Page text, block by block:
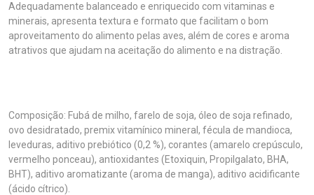
Adequadamente balanceado e enriquecido com vitaminas e
minerais, apresenta textura e formato que facilitam o bom
aproveitamento do alimento pelas aves, além de cores e aroma
atrativos que ajudam na aceitação do alimento e na distração.
Composição: Fubá de milho, farelo de soja, óleo de soja refinado,
ovo desidratado, premix vitamínico mineral, fécula de mandioca,
leveduras, aditivo prebiótico (0,2 %), corantes (amarelo crepúsculo,
vermelho ponceau), antioxidantes (Etoxiquin, Propilgalato, BHA,
BHT), aditivo aromatizante (aroma de manga), aditivo acidificante
(ácido cítrico).